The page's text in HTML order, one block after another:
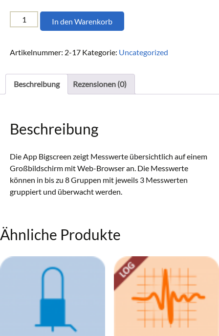
Bigscreen
Menge
In den Warenkorb
Artikelnummer: 2-17 Kategorie: Uncategorized
Beschreibung Rezensionen (0)
Beschreibung
Die App Bigscreen zeigt Messwerte übersichtlich auf einem
Großbildschirm mit Web-Browser an. Die Messwerte
können in bis zu 8 Gruppen mit jeweils 3 Messwerten
gruppiert und überwacht werden.
Ähnliche Produkte